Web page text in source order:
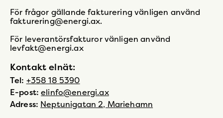
För frågor gällande fakturering vänligen använd
fakturering@energi.ax.
För leverantörsfakturor vänligen använd
levfakt@energi.ax
Kontakt elnät:
Tel: +358 18 5390
E-post: elinfo@energi.ax
Adress: Neptunigatan 2, Mariehamn